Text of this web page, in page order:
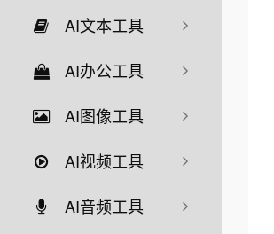
AI文本工具
AI办公工具
AI图像工具
AI视频工具
AI音频工具